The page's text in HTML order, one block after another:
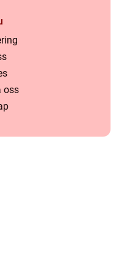
oss